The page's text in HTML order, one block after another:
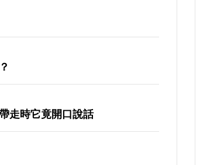
走時它竟開口說話